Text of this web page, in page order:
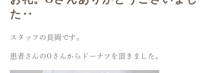
た‥
スタッフの長岡です。
患者さんのOさんからドーナツを頂きました。